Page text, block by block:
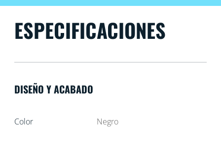
ESPECIFICACIONES
DISEÑO Y ACABADO
Color Negro